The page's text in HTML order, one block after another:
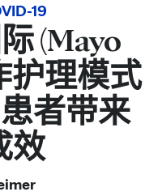
19
(Mayo
护理模式
者带来
效